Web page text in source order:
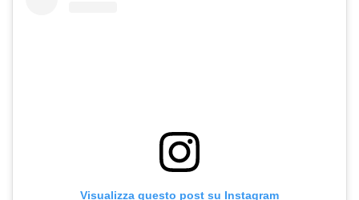
Visualizza questo post su Instagram